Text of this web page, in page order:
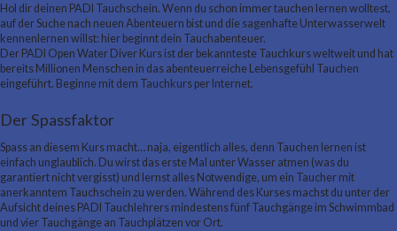
Hol dir deinen PADI Tauchschein. Wenn du schon immer tauchen lernen wolltest,
auf der Suche nach neuen Abenteuern bist und die sagenhafte Unterwasserwelt
kennenlernen willst: hier beginnt dein Tauchabenteuer.
Der PADI Open Water Diver Kurs ist der bekannteste Tauchkurs weltweit und hat
bereits Millionen Menschen in das abenteuerreiche Lebensgefühl Tauchen
eingeführt. Beginne mit dem Tauchkurs per Internet.
Der Spassfaktor
Spass an diesem Kurs macht… naja, eigentlich alles, denn Tauchen lernen ist
einfach unglaublich. Du wirst das erste Mal unter Wasser atmen (was du
garantiert nicht vergisst) und lernst alles Notwendige, um ein Taucher mit
anerkanntem Tauchschein zu werden. Während des Kurses machst du unter der
Aufsicht deines PADI Tauchlehrers mindestens fünf Tauchgänge im Schwimmbad
und vier Tauchgänge an Tauchplätzen vor Ort.